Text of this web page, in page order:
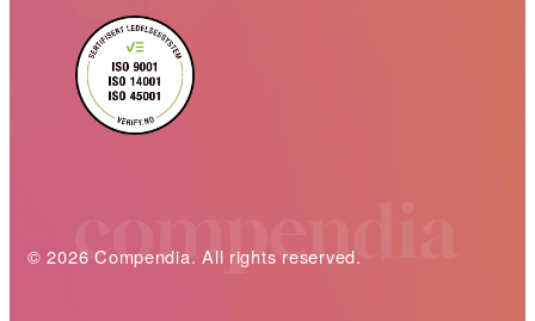
© 2026 Compendia. All rights reserved.